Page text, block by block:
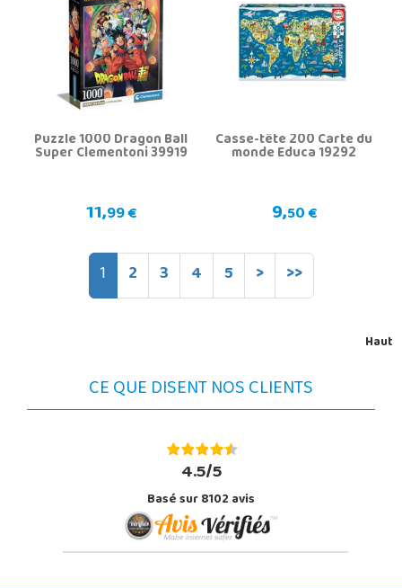
Puzzle 1000 Dragon Ball
Super Clementoni 39919
11,99 €
Casse-tête 200 Carte du
monde Educa 19292
9,50 €
1 2 3 4 5 > >>
Haut
CE QUE DISENT NOS CLIENTS
4.5/5
Basé sur 8102 avis